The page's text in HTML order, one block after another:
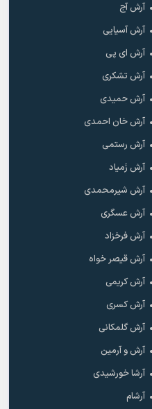
آرش آج
آرش آسیایی
آرش ای پی
آرش تشکری
آرش حمیدی
آرش خان احمدی
آرش رستمى
آرش زَمیاد
آرش شیرمحمدی
آرش عسگری
آرش فرخزاد
آرش قیصر خواه
آرش کریمی
آرش کسری
آرش گلمکانی
آرش و آرمین
آرشا خورشیدی
آرشام